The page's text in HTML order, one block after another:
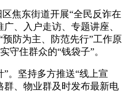
焦东街道开展“全民反诈在
、入户走访、专题讲座、
防为主、防范先行”工作原
守住群众的“钱袋子”。
。坚持多方推送“线上宣
群、物业群及时发布最新电